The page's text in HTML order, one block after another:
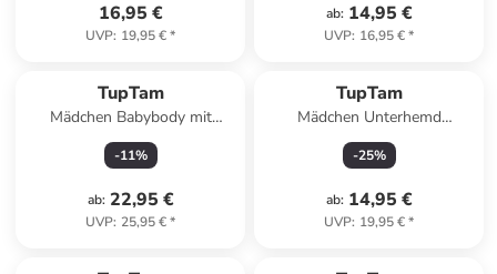
16,95 €
UVP: 19,95 €*
ab: 14,95 €
UVP: 16,95 €*
TupTam
Mädchen Babybody mit
Spagettiträger Sommer 5er
Pack in lila Modell 1
-11%
ab: 22,95 €
UVP: 25,95 €*
TupTam
Mädchen Unterhemd
Spaghettiträger Top 5er Pack
in blau/grau
-25%
ab: 14,95 €
UVP: 19,95 €*